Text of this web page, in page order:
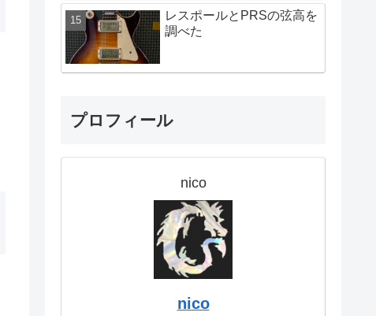
レスポールとPRSの弦高を
調べた
プロフィール
nico
nico